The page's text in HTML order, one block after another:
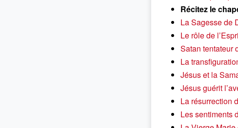
Récitez le
La Sagesse de
Le rôle de
Satan tentateur
La
Jésus et la
Jésus guérit
La résurrection
Les sentiments